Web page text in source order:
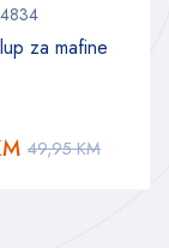
za mafine
49,95KM